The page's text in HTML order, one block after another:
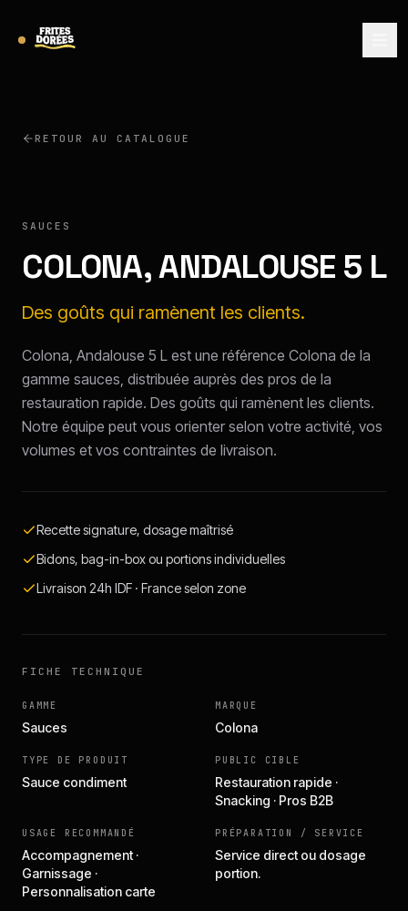
RETOUR AU CATALOGUE
SAUCES
COLONA, ANDALOUSE 5 L
Des goûts qui ramènent les clients.
Colona, Andalouse 5 L est une référence Colona de la
gamme sauces, distribuée auprès des pros de la
restauration rapide. Des goûts qui ramènent les clients.
Notre équipe peut vous orienter selon votre activité, vos
volumes et vos contraintes de livraison.
Recette signature, dosage maîtrisé
Bidons, bag-in-box ou portions individuelles
Livraison 24h IDF · France selon zone
FICHE TECHNIQUE
GAMME
Sauces
MARQUE
Colona
TYPE DE PRODUIT
Sauce condiment
PUBLIC CIBLE
Restauration rapide ·
Snacking · Pros B2B
USAGE RECOMMANDÉ
Accompagnement ·
Garnissage ·
Personnalisation carte
PRÉPARATION / SERVICE
Service direct ou dosage
portion.